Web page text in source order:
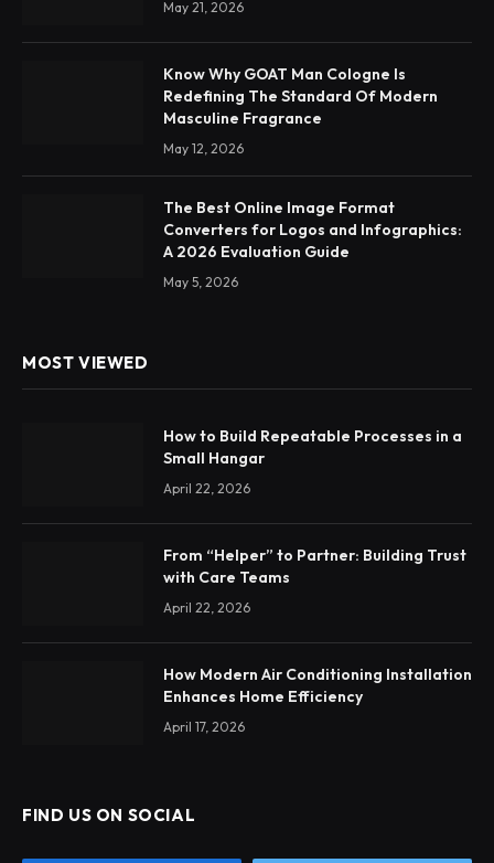
May 21, 2026
Know Why GOAT Man Cologne Is
Redefining The Standard Of Modern
Masculine Fragrance
May 12, 2026
The Best Online Image Format
Converters for Logos and Infographics:
A 2026 Evaluation Guide
May 5, 2026
MOST VIEWED
How to Build Repeatable Processes in a
Small Hangar
April 22, 2026
From “Helper” to Partner: Building Trust
with Care Teams
April 22, 2026
How Modern Air Conditioning Installation
Enhances Home Efficiency
April 17, 2026
FIND US ON SOCIAL